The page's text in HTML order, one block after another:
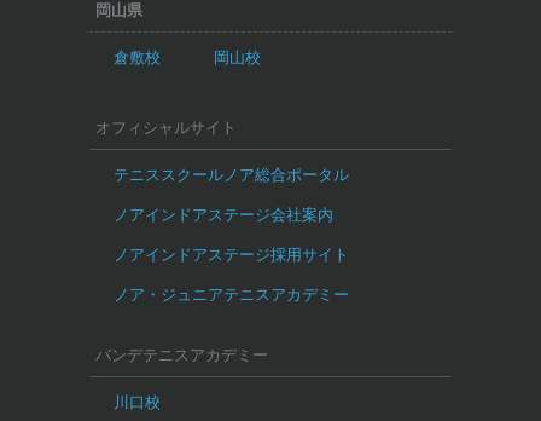
岡山県
倉敷校 岡山校
オフィシャルサイト
テニススクールノア総合ポータル
ノアインドアステージ会社案内
ノアインドアステージ採用サイト
ノア・ジュニアテニスアカデミー
バンデテニスアカデミー
川口校